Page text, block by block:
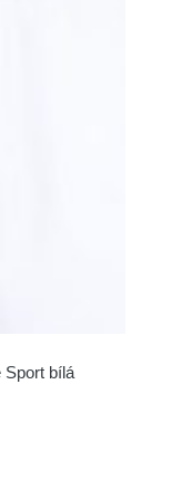
Sport bílá